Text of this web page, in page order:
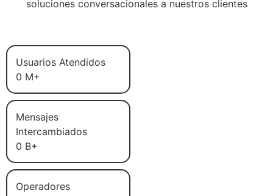
soluciones conversacionales a nuestros clientes
Usuarios Atendidos
0 M+
Mensajes
Intercambiados
0 B+
Operadores